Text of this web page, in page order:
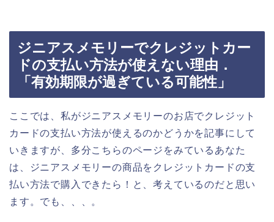
ジニアスメモリーでクレジットカー
ドの支払い方法が使えない理由．
「有効期限が過ぎている可能性」
ここでは、私がジニアスメモリーのお店でクレジット
カードの支払い方法が使えるのかどうかを記事にして
いきますが、多分こちらのページをみているあなた
は、ジニアスメモリーの商品をクレジットカードの支
払い方法で購入できたら！と、考えているのだと思い
ます。でも、、、。